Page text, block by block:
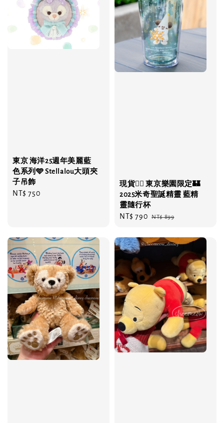
東京 海洋25週年美麗藍
色系列🩵 Stellalou大頭夾
子吊飾
Regular
NT$ 750
現貨❤️‍🔥 東京樂園限定🏰
2025米奇聖誕精靈 藍精
靈隨行杯
Sale
NT$ 790 Regular
NT$ 899